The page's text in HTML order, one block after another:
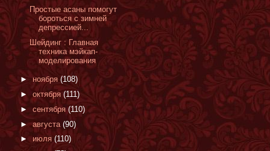
Простые асаны помогут
бороться с зимней
депрессией...
Шейдинг : Главная
техника мэйкап-
моделирования
► ноября (108)
► октября (111)
► сентября(110)
►августа (90)
► июля (110)